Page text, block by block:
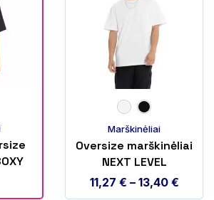
Marškinėliai
Oversize marškinėliai
NEXT LEVEL
11,27 € – 13,40 €